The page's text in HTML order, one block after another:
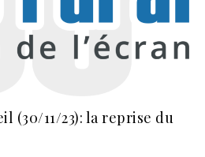
(30/11/23): la reprise du